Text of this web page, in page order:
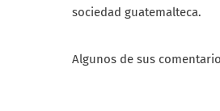
sociedad guatemalteca.
Algunos de sus